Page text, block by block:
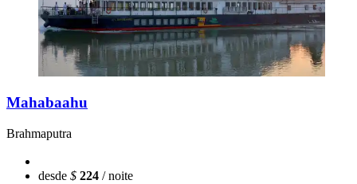
Mahabaahu
Brahmaputra
desde $ 224 / noite